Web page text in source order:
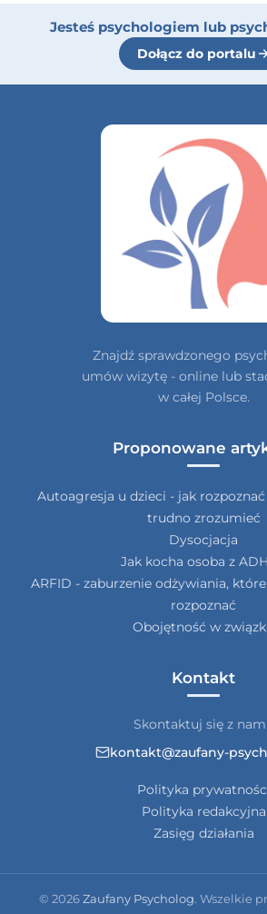
Jesteś psychologiem lub
Dołącz do portalu
Znajdź sprawdzonego
umów wizytę - online lub
w całej Polsce.
Proponowane
Autoagresja u dzieci - jak
trudno zrozumieć
Dysocjacja
Jak kocha osoba z
ARFID - zaburzenie odżywiania,
rozpoznać
Obojętność w
Kontakt
Skontaktuj się z
kontakt@zaufany-
Polityka
Polityka redakcyjna
Zasięg działania
© 2026Zaufany Psycholog. Wszelkie